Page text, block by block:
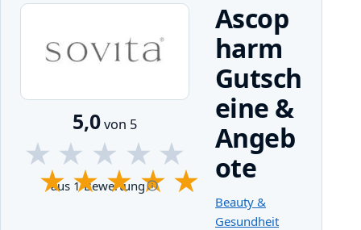
5,0von 5
★
★
★
★
★
★
★
★
★
★
aus 1 Bewertung
Ascop
harm
Gutsch
eine &
Angeb
ote
Beauty &
Gesundheit